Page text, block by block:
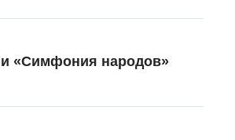
«Симфония народов»